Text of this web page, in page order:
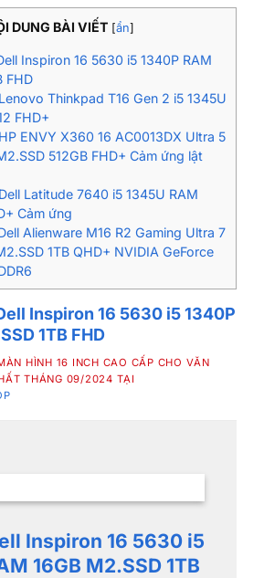
DUNG BÀI VIẾT [ẩn]
Inspiron 16 5630 i5 1340P RAM
FHD
Thinkpad T16 Gen 2 i5 1345U
FHD+
ENVY X360 16 AC0013DX Ultra 5
512GB FHD+ Cảm ứng lật
Latitude 7640 i5 1345U RAM
Cảm ứng
Alienware M16 R2 Gaming Ultra 7
1TB QHD+ NVIDIA GeForce
Inspiron 16 5630 i5 1340P
1TB FHD
HÌNH 16 INCH CAO CẤP CHO VĂN
THÁNG 09/2024 TẠI
Inspiron 16 5630 i5
16GB M2.SSD 1TB